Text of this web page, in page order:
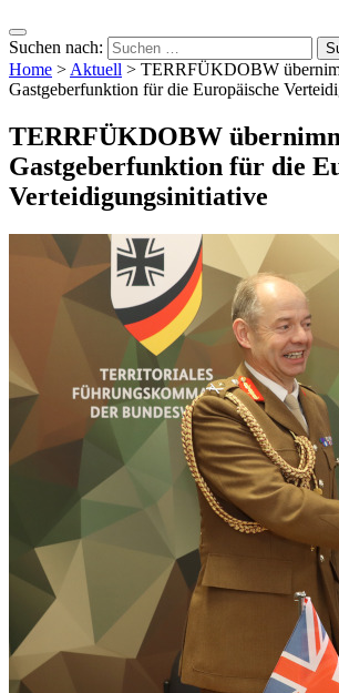
Suchen nach:
Home >Aktuell > TERRFÜKDOBW
Gastgeberfunktion für die Europäische
TERRFÜKDOBW
Gastgeberfunktion für die
Verteidigungsinitiative